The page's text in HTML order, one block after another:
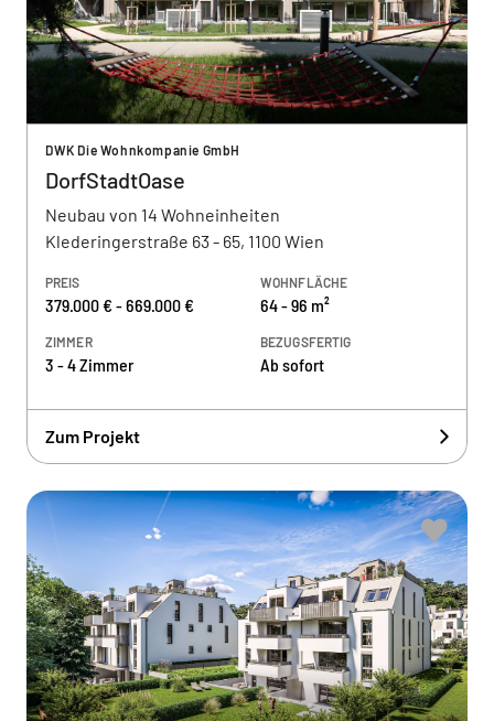
DWK Die Wohnkompanie GmbH
DorfStadtOase
Neubau von 14 Wohneinheiten
Klederingerstraße 63 - 65, 1100 Wien
PREIS
379.000 € - 669.000 €
WOHNFLÄCHE
64 - 96 m²
ZIMMER
3 - 4 Zimmer
BEZUGSFERTIG
Ab sofort
Zum Projekt